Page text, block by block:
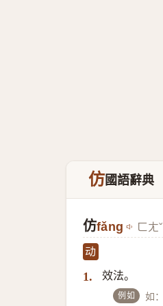
仿國語辭典
仿fǎng ㄈㄤˇ
动
1. 效法。
例如 如：